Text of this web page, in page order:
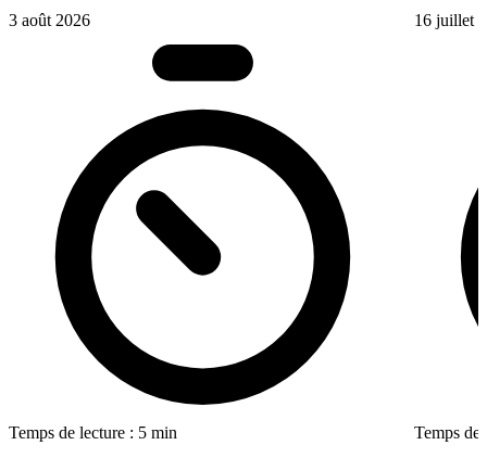
3 août 2026
Temps de lecture : 5 min
16 juillet
Temps de